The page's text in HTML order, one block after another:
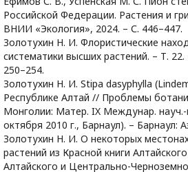
Российской Федерации. Растения и
ВНИИ «Экология», 2024. – С. 446–447.
Золотухин Н. И. Флористические
систематики высших растений. – Т.
250–254.
Золотухин Н. И. Stipa dasyphylla
Республике Алтай // Проблемы
Монголии: Матер. IX Междунар. науч.-
октября 2010 г., Барнаул). – Барнаул:
Золотухин Н. И. О некоторых
растений из Красной книги
Алтайского и Центрально-